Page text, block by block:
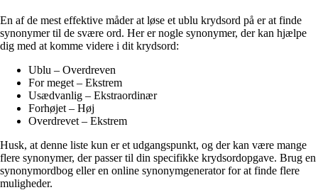
En af de mest effektive måder at løse et ublu krydsord på er at finde
synonymer til de svære ord. Her er nogle synonymer, der kan hjælpe
dig med at komme videre i dit krydsord:
Ublu – Overdreven
For meget – Ekstrem
Usædvanlig – Ekstraordinær
Forhøjet – Høj
Overdrevet – Ekstrem
Husk, at denne liste kun er et udgangspunkt, og der kan være mange
flere synonymer, der passer til din specifikke krydsordopgave. Brug en
synonymordbog eller en online synonymgenerator for at finde flere
muligheder.